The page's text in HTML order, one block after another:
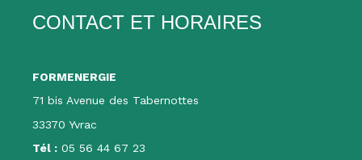
CONTACT ET HORAIRES
FORMENERGIE
71 bis Avenue des Tabernottes
33370 Yvrac
Tél : 05 56 44 67 23